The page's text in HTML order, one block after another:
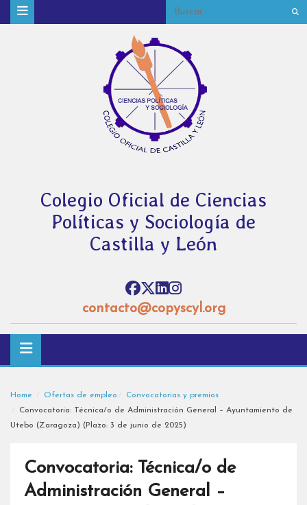
Colegio Oficial de Ciencias
Políticas y Sociología de
Castilla y León
contacto@copyscyl.org
Home Ofertas de empleo
Convocatorias y premios
Convocatoria: Técnica/o de Administración General – Ayuntamiento de
Utebo (Zaragoza) (Plazo: 3 de junio de 2025)
Convocatoria: Técnica/o de
Administración General –